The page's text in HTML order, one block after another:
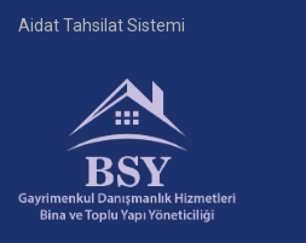
Aidat Tahsilat Sistemi